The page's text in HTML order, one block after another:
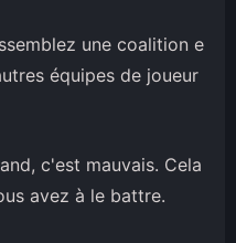
une coalition e
équipes de joueur
c'est mauvais. Cela
avez à le battre.